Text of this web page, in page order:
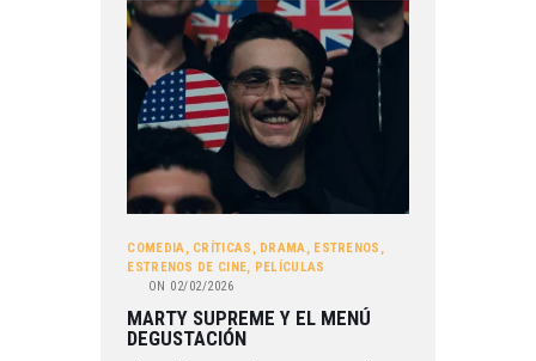
COMEDIA, CRÍTICAS , DRAMA, ESTRENOS ,
ESTRENOS DE CINE, PELÍCULAS
ON 02/02/2026
MARTY SUPREME Y EL MENÚ
DEGUSTACIÓN